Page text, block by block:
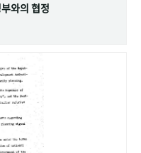
와의 협정